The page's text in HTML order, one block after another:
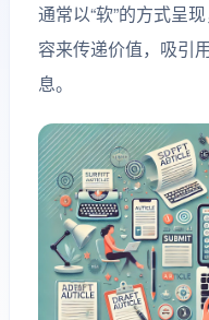
通常以“软”的方式呈
容来传递价值，吸引
息。